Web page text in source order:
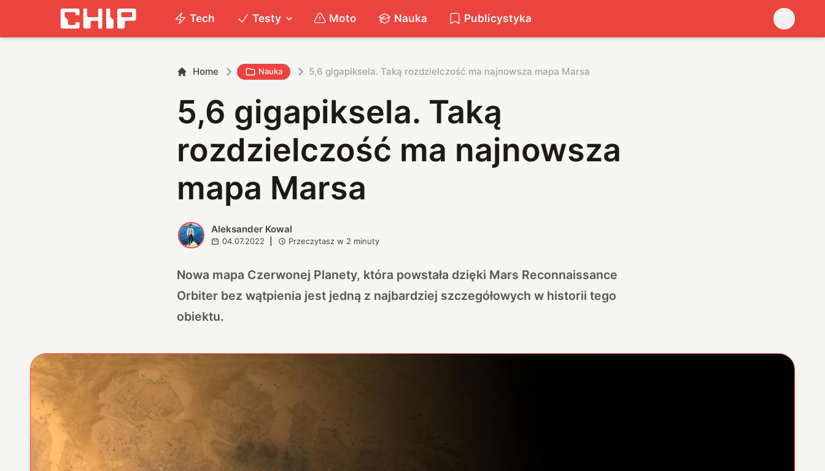
Tech Testy Moto Nauka Publicystyka
Home Nauka 5,6 gigapiksela. Taką rozdzielczość ma najnowsza mapa Marsa
5,6 gigapiksela. Taką
rozdzielczość ma najnowsza
mapa Marsa
A Aleksander Kowal
04.07.2022 Przeczytasz w 2 minuty
Nowa mapa Czerwonej Planety, która powstała dzięki Mars Reconnaissance
Orbiter bez wątpienia jest jedną z najbardziej szczegółowych w historii tego
obiektu.